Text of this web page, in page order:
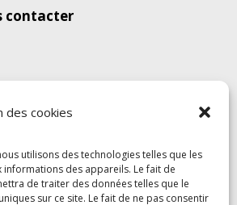
des cookies
utilisons des technologies telles que les
des appareils. Le fait de
de traiter des données telles que le
sur ce site. Le fait de ne pas consentir
contacter